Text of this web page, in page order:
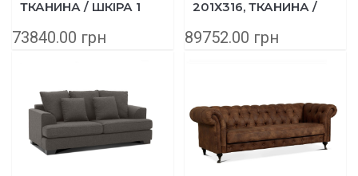
ТКАНИНА / ШКІРА 1
73840.00 грн
201Х316, ТКАНИНА /
89752.00 грн